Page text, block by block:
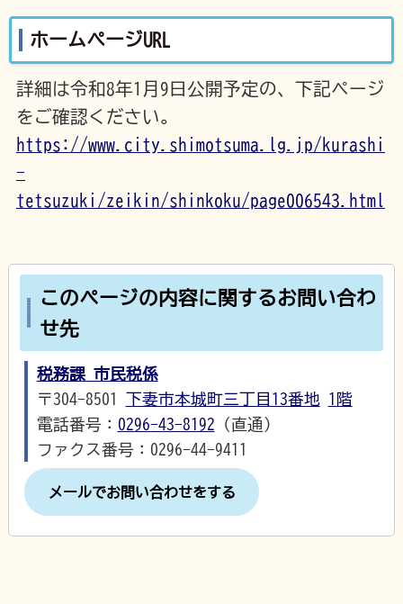
ホームページURL
詳細は令和8年1月9日公開予定の、下記ページ
をご確認ください。
https://www.city.shimotsuma.lg.jp/kurashi
-
tetsuzuki/zeikin/shinkoku/page006543.html
このページの内容に関するお問い合わ
せ先
税務課 市民税係
〒304-8501
下妻市本城町三丁目13番地 1階
電話番号： 0296-43-8192 （直通）
ファクス番号：0296-44-9411
メールでお問い合わせをする